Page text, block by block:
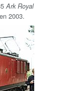
Ark Royal
2003.